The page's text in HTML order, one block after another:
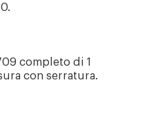
completo di 1
con serratura.